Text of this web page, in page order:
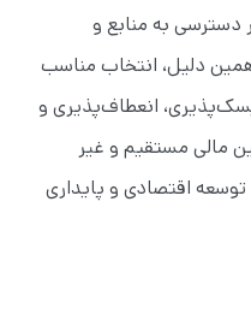
دسترسی به منابع و
همین دلیل، انتخاب مناسب
ریسک‌پذیری، انعطاف‌پذیری و
مالی مستقیم و غیر
اقتصادی و پایداری